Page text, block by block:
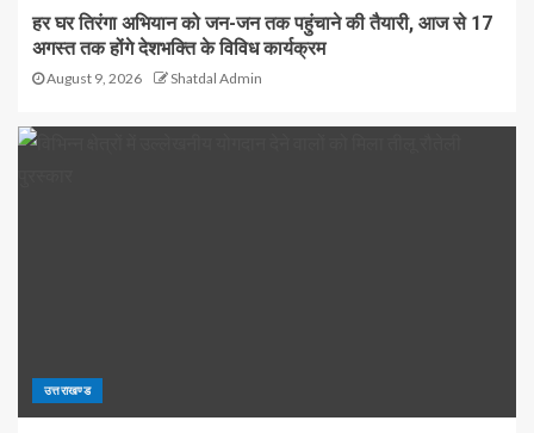
हर घर तिरंगा अभियान को जन-जन तक पहुंचाने की तैयारी, आज से 17
अगस्त तक होंगे देशभक्ति के विविध कार्यक्रम
August 9, 2026 Shatdal Admin
उत्तराखण्ड